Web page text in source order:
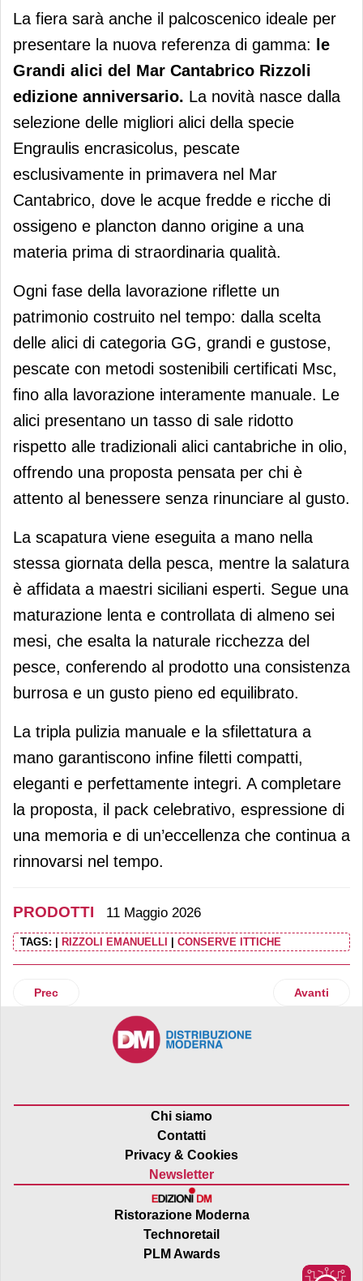
La fiera sarà anche il palcoscenico ideale per
presentare la nuova referenza di gamma:
le
Grandi alici del Mar Cantabrico Rizzoli
edizione anniversario. La novità nasce dalla
selezione delle migliori alici della specie
Engraulis encrasicolus, pescate
esclusivamente in primavera nel Mar
Cantabrico, dove le acque fredde e ricche di
ossigeno e plancton danno origine a una
materia prima di straordinaria qualità.
Ogni fase della lavorazione riflette un
patrimonio costruito nel tempo: dalla scelta
delle alici di categoria GG, grandi e gustose,
pescate con metodi sostenibili certificati Msc,
fino alla lavorazione interamente manuale. Le
alici presentano un tasso di sale ridotto
rispetto alle tradizionali alici cantabriche in olio,
offrendo una proposta pensata per chi è
attento al benessere senza rinunciare al gusto.
La scapatura viene eseguita a mano nella
stessa giornata della pesca, mentre la salatura
è affidata a maestri siciliani esperti. Segue una
maturazione lenta e controllata di almeno sei
mesi, che esalta la naturale ricchezza del
pesce, conferendo al prodotto una consistenza
burrosa e un gusto pieno ed equilibrato.
La tripla pulizia manuale e la sfilettatura a
mano garantiscono infine filetti compatti,
eleganti e perfettamente integri. A completare
la proposta, il pack celebrativo, espressione di
una memoria e di un’eccellenza che continua a
rinnovarsi nel tempo.
PRODOTTI 11 Maggio 2026
TAGS: RIZZOLI EMANUELLI CONSERVE ITTICHE
Articolo precedente: Pedon presenta le Insalate Plus e il
Prec Articolo
Avanti
Chi siamo
Contatti
Privacy & Cookies
Newsletter
Ristorazione Moderna
Technoretail
PLM Awards